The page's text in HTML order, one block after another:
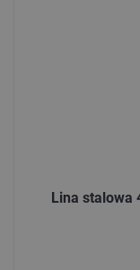
Lina stalowa